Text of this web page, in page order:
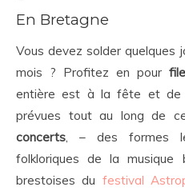
En Bretagne
Vous devez solder quelques
mois ? Profitez en pour
entière est à la fête et
prévues tout au long de
concerts, – des formes
folkloriques de la musique
brestoises du festival